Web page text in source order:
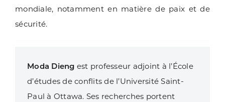
mondiale, notamment en matière de paix et de
sécurité.
Moda Dieng est professeur adjoint à l’École
d’études de conflits de l’Université Saint-
Paul à Ottawa. Ses recherches portent